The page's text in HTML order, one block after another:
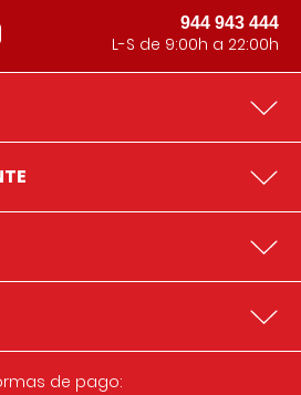
944 943 444
L-S de 9:00h a 22:00h
de pago: